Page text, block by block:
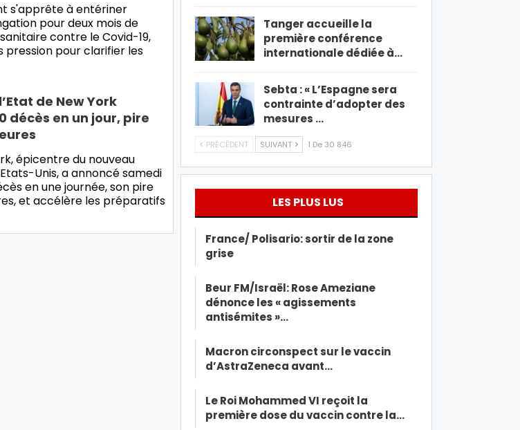
s'apprête à entériner
pour deux mois de
contre le Covid-19,
pression pour clarifier les
de New York
décès en un jour, pire
épicentre du nouveau
Unis, a annoncé samedi
en une journée, son pire
et accélère les préparatifs
Tanger accueille la
première conférence
internationale dédiée à…
Sebta : « L’Espagne sera
contrainte d’adopter des
mesures …
PRÉCÉDENT SUIVANT 1 De 30 846
LES PLUS LUS
France/ Polisario: sortir de la zone
grise
Beur FM/Israël: Rose Ameziane
dénonce les « agissements
antisémites »…
Macron circonspect sur le vaccin
d’AstraZeneca avant…
Le Roi Mohammed VI reçoit la
première dose du vaccin contre la…